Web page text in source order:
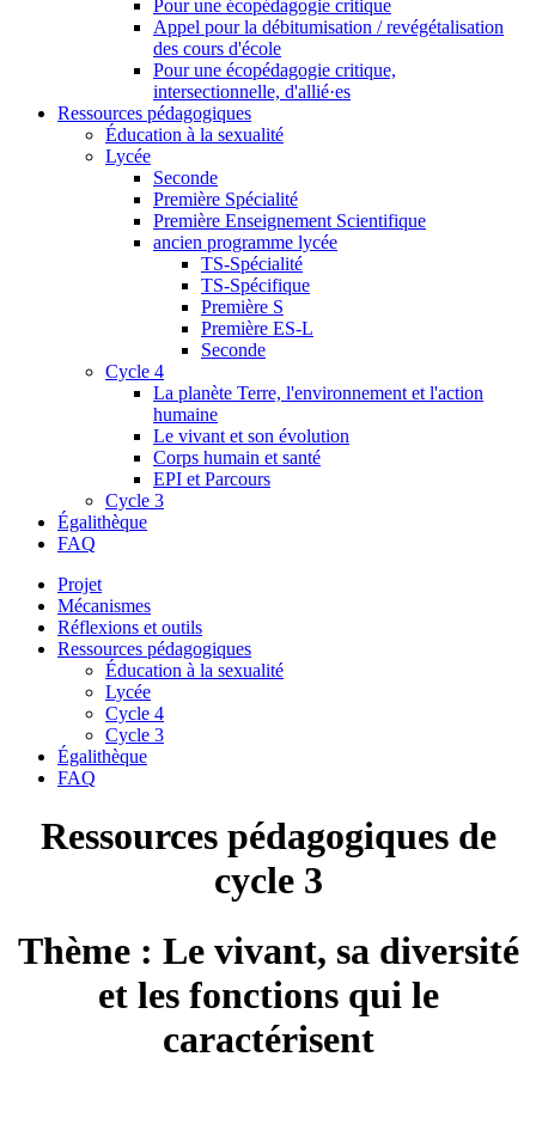
Pour une écopédagogie critique
Appel pour la débitumisation / revégétalisation
des cours d'école
Pour une écopédagogie critique,
intersectionnelle, d'allié·es
Ressources pédagogiques
Éducation à la sexualité
Lycée
Seconde
Première Spécialité
Première Enseignement Scientifique
ancien programme lycée
TS-Spécialité
TS-Spécifique
Première S
Première ES-L
Seconde
Cycle 4
La planète Terre, l'environnement et l'action
humaine
Le vivant et son évolution
Corps humain et santé
EPI et Parcours
Cycle 3
Égalithèque
FAQ
Projet
Mécanismes
Réflexions et outils
Ressources pédagogiques
Éducation à la sexualité
Lycée
Cycle 4
Cycle 3
Égalithèque
FAQ
Ressources pédagogiques de
cycle 3
Thème : Le vivant, sa diversité
et les fonctions qui le
caractérisent